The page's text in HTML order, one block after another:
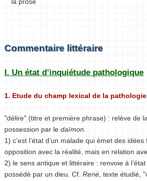
Commentaire littéraire
I. Un état d’inquiétude pathologique
1. Etude du champ lexical de la
"délire" (titre et première phrase) : relève de
possession par le daïmon
1) c’est l’état d’un malade qui émet des
opposition avec la réalité, mais en relation
2) le sens antique et littéraire : renvoie à
possédé par un dieu. Cf. René , texte étudié,